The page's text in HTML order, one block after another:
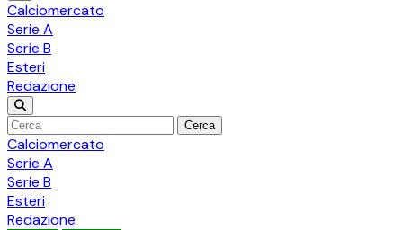
Calciomercato
Serie A
Serie B
Esteri
Redazione
Cerca
Calciomercato
Serie A
Serie B
Esteri
Redazione